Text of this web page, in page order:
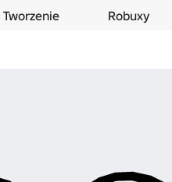
Tworzenie Robuxy